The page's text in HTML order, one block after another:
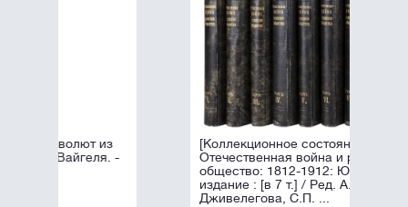
[Коллекционное состояние].
Отечественная война и русское
общество: 1812-1912: Юбилейное
издание : [в 7 т.] / Ред. А.К.
Дживелегова, С.П. ...